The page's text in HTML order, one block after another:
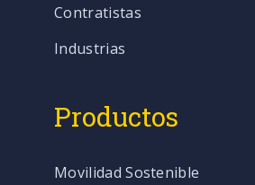
Contratistas
Industrias
Productos
Movilidad Sostenible